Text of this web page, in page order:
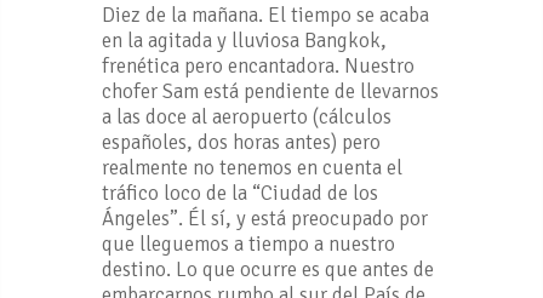
Diez de la mañana. El tiempo se acaba
en la agitada y lluviosa Bangkok,
frenética pero encantadora. Nuestro
chofer Sam está pendiente de llevarnos
a las doce al aeropuerto (cálculos
españoles, dos horas antes) pero
realmente no tenemos en cuenta el
tráfico loco de la “Ciudad de los
Ángeles”. Él sí, y está preocupado por
que lleguemos a tiempo a nuestro
destino. Lo que ocurre es que antes de